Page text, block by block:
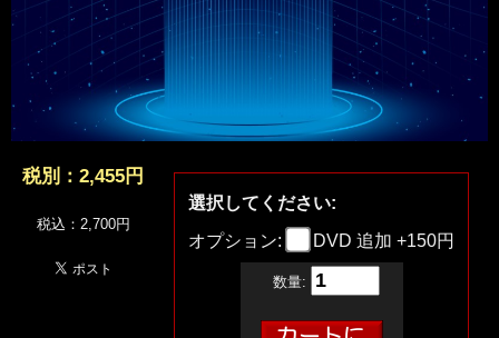
税別： 2,455円
税込：2,700円
選択してください:
オプション:
DVD 追加 +150円
数量: